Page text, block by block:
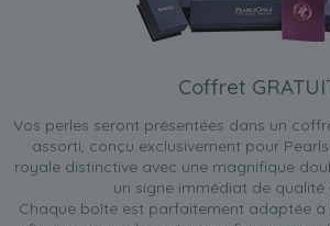
Coffret
Vos perles seront présentées dans un
assorti, conçu exclusivement pour
royale distinctive avec une magnifique
un signe immédiat de qualité
Chaque boîte est parfaitement adaptée